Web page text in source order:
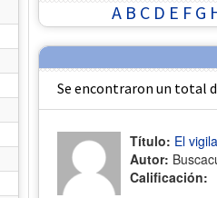
A B C D E F G
Se encontraron un total
Título: El
Autor:
Calificación: